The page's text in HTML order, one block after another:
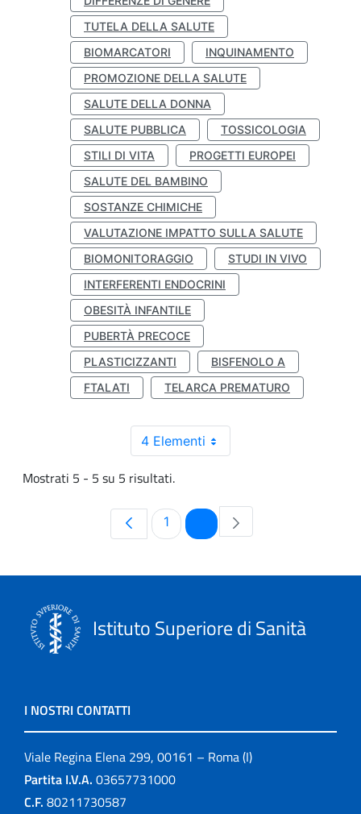
TUTELA DELLA SALUTE
BIOMARCATORI
INQUINAMENTO
PROMOZIONE DELLA SALUTE
SALUTE DELLA DONNA
SALUTE PUBBLICA
TOSSICOLOGIA
STILI DI VITA
PROGETTI EUROPEI
SALUTE DEL BAMBINO
SOSTANZE CHIMICHE
VALUTAZIONE IMPATTO SULLA SALUTE
BIOMONITORAGGIO
STUDI IN VIVO
INTERFERENTI ENDOCRINI
OBESITÀ INFANTILE
PUBERTÀ PRECOCE
PLASTICIZZANTI
BISFENOLO A
FTALATI
TELARCA PREMATURO
4 Elementi
Mostrati 5 - 5 su 5 risultati.
Pagina
1 Pagina
Istituto Superiore di Sanità
I NOSTRI CONTATTI
Viale Regina Elena 299, 00161 – Roma (I)
Partita I.V.A. 03657731000
C.F. 80211730587